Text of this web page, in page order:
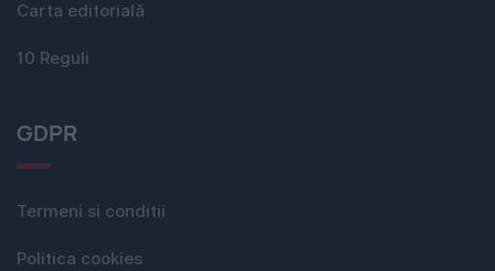
Carta editorială
10 Reguli
GDPR
Termeni si conditii
Politica cookies